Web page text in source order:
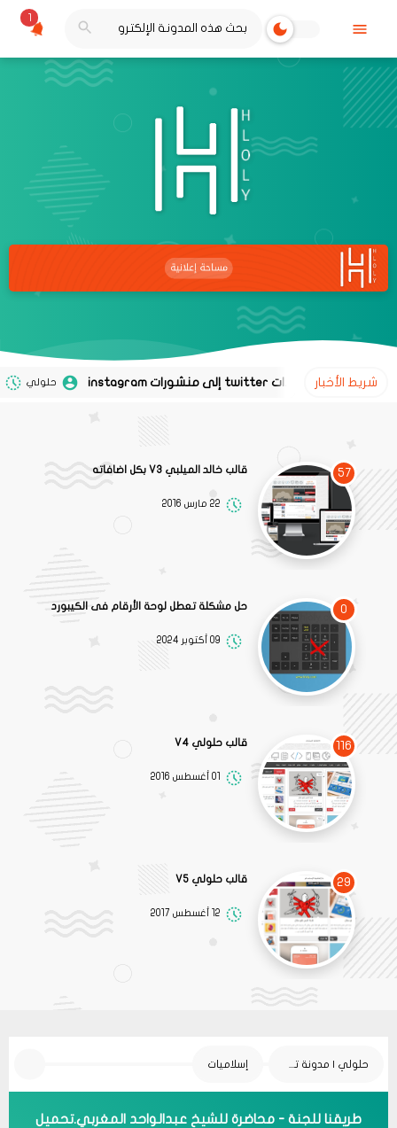
1
شريط الأخبار حلولي 02 نوفمبر 2020
57 قالب خالد الميلبي V3 بكل اضافاته
22 مارس 2016
0 حل مشكلة تعطل لوحة الأرقام فى الكيبورد
09 أكتوبر 2024
116 قالب حلولي V4
01 أغسطس 2016
29 قالب حلولي V5
12 أغسطس 2017
حلولي | مدونة تقنية إسلاميات
طريقنا للجنة - محاضرة للشيخ عبدالواحد المغربي.تحميل